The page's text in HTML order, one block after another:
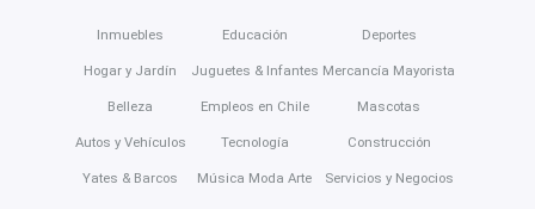
Inmuebles
Hogar y Jardín
Belleza
Autos y Vehículos
Yates & Barcos
Educación
Juguetes & Infantes
Empleos en Chile
Tecnología
Música Moda Arte
Deportes
Mercancía Mayorista
Mascotas
Construcción
Servicios y Negocios